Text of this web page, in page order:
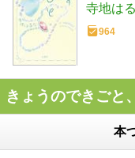
寺地は
964
きょうのできごと
本